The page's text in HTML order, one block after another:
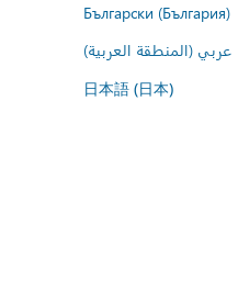
Български (България)
عربي (المنطقة العربية)
日本語 (日本)